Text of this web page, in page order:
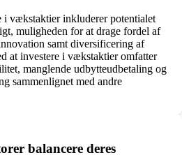
i vækstaktier inkluderer potentialet
muligheden for at drage fordel af
samt diversificering af
at investere i vækstaktier omfatter
manglende udbytteudbetaling og
sammenlignet med andre
balancere deres